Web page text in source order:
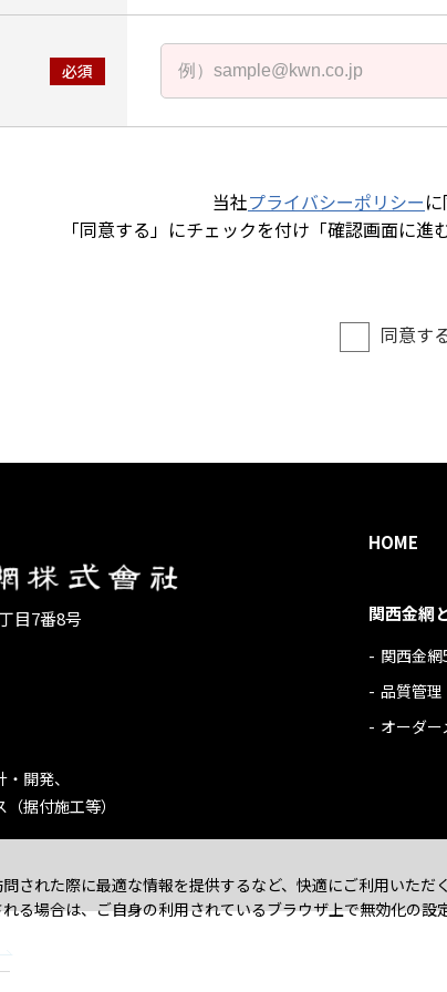
された際に最適な情報を提供するなど、快適にご利用いただ
る場合は、ご自身の利用されているブラウザ上で無効化の設
当社プライバシーポリシー
「同意する」にチェックを付け「確認画面に進
同意す
目7番8号
開発、
据付施工等）
HOME
関西金網
関西金
品質管理
オーダ